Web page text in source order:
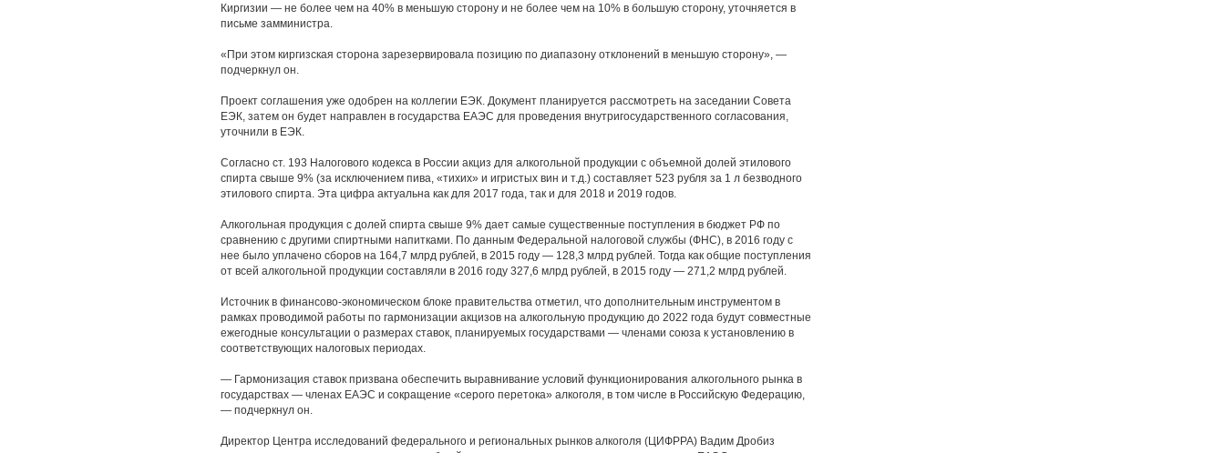
Киргизии — не более чем на 40% в меньшую сторону и не более чем на 10% в большую сторону, уточняется в
письме замминистра.
«При этом киргизская сторона зарезервировала позицию по диапазону отклонений в меньшую сторону», —
подчеркнул он.
Проект соглашения уже одобрен на коллегии ЕЭК. Документ планируется рассмотреть на заседании Совета
ЕЭК, затем он будет направлен в государства ЕАЭС для проведения внутригосударственного согласования,
уточнили в ЕЭК.
Согласно ст. 193 Налогового кодекса в России акциз для алкогольной продукции с объемной долей этилового
спирта свыше 9% (за исключением пива, «тихих» и игристых вин и т.д.) составляет 523 рубля за 1 л безводного
этилового спирта. Эта цифра актуальна как для 2017 года, так и для 2018 и 2019 годов.
Алкогольная продукция с долей спирта свыше 9% дает самые существенные поступления в бюджет РФ по
сравнению с другими спиртными напитками. По данным Федеральной налоговой службы (ФНС), в 2016 году с
нее было уплачено сборов на 164,7 млрд рублей, в 2015 году — 128,3 млрд рублей. Тогда как общие поступления
от всей алкогольной продукции составляли в 2016 году 327,6 млрд рублей, в 2015 году — 271,2 млрд рублей.
Источник в финансово-экономическом блоке правительства отметил, что дополнительным инструментом в
рамках проводимой работы по гармонизации акцизов на алкогольную продукцию до 2022 года будут совместные
ежегодные консультации о размерах ставок, планируемых государствами — членами союза к установлению в
соответствующих налоговых периодах.
— Гармонизация ставок призвана обеспечить выравнивание условий функционирования алкогольного рынка в
государствах — членах ЕАЭС и сокращение «серого перетока» алкоголя, в том числе в Российскую Федерацию,
— подчеркнул он.
Директор Центра исследований федерального и региональных рынков алкоголя (ЦИФРРА) Вадим Дробиз